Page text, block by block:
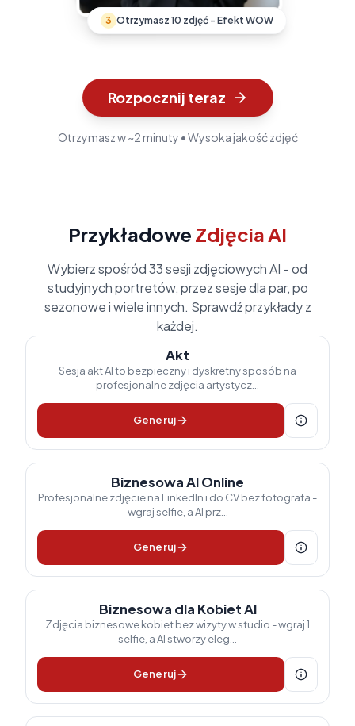
3 Otrzymasz 10 zdjęć - Efekt WOW
Rozpocznij teraz
Otrzymasz w ~2 minuty • Wysoka jakość zdjęć
Przykładowe Zdjęcia AI
Wybierz spośród33sesji zdjęciowych AI - od
studyjnych portretów, przez sesje dla par, po
sezonowe i wiele innych. Sprawdź przykłady z
każdej.
Akt
Sesja akt AI to bezpieczny i dyskretny sposób na
profesjonalne zdjęcia artystycz...
Generuj
Biznesowa AI Online
Profesjonalne zdjęcie na LinkedIn i do CV bez fotografa -
wgraj selfie, a AI prz...
Generuj
Biznesowa dla Kobiet AI
Zdjęcia biznesowe kobiet bez wizyty w studio - wgraj 1
selfie, a AI stworzy eleg...
Generuj